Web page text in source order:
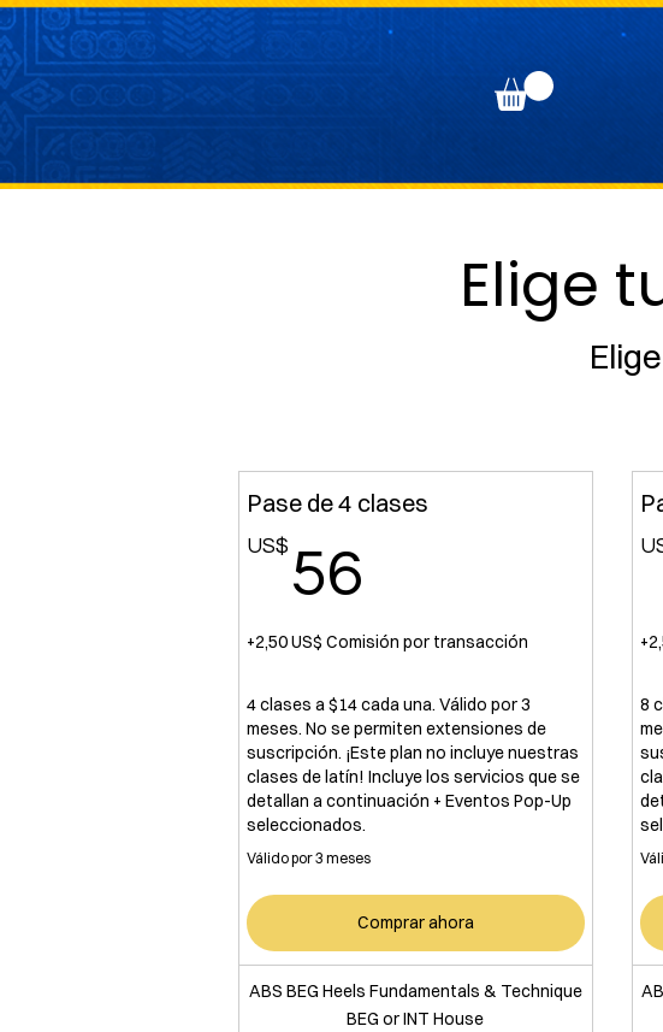
Elige
Pase de 4 clases
US$ 56
+2,50 US$ Comisión por transacción
4 clases a $14 cada una. Válido por 3
meses. No se permiten extensiones de
suscripción. ¡Este plan no incluye nuestras
clases de latín! Incluye los servicios que se
detallan a continuación + Eventos Pop-Up
seleccionados.
Válido por 3 meses
Comprar ahora
ABS BEG Heels Fundamentals & Technique
BEG or INT House
8